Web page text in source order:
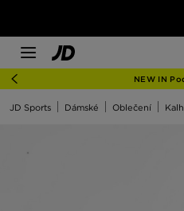
NEW IN
JD Sports Dámské Oblečení